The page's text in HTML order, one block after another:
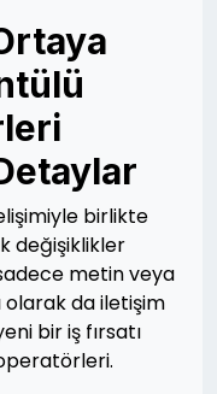
birlikte
değişiklikler
metin veya
olarak da iletişim
bir iş fırsatı